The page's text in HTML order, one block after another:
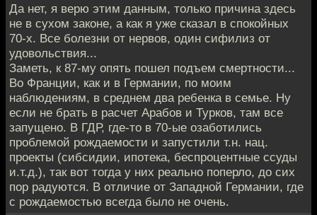
Да нет, я верю этим данным, только причина здесь
не в сухом законе, а как я уже сказал в спокойных
70-х. Все болезни от нервов, один сифилиз от
удовольствия...
Заметь, к 87-му опять пошел подъем смертности...
Во Франции, как и в Германии, по моим
наблюдениям, в среднем два ребенка в семье. Ну
если не брать в расчет Арабов и Турков, там все
запущено. В ГДР, где-то в 70-ые озаботились
проблемой рождаемости и запустили т.н. нац.
проекты (сибсидии, ипотека, беспроцентные ссуды
и.т.д.), так вот тогда у них реально поперло, до сих
пор радуются. В отличие от Западной Германии, где
с рождаемостью всегда было не очень.